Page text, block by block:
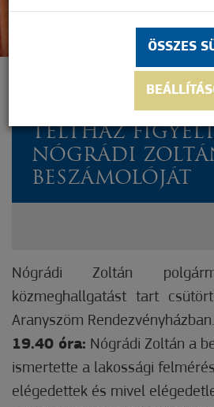
RENDKÍVÜLI
TELTHÁZ
NÓGRÁDI
BESZÁMOLÓJÁT
Nógrádi Zoltán
közmeghallgatást tart
Aranyszöm
19.40 óra: Nógrádi Zoltán a
ismertette a lakossági
elégedettek és mivel
ÖSSZES